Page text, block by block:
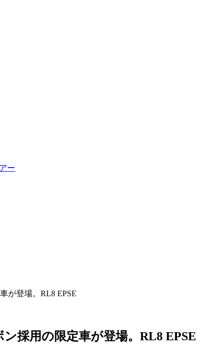
ー
が登場。RL8 EPSE
採用の限定車が登場。RL8 EPSE